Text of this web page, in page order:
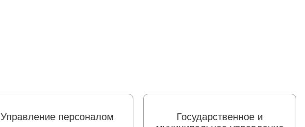
Управление персоналом
Государственное и